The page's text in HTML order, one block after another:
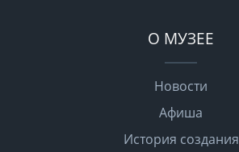
О МУЗЕЕ
Новости
Афиша
История создания